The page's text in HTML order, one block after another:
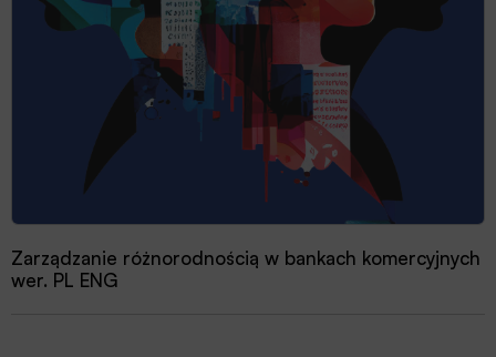
Zarządzanie różnorodnością w bankach komercyjnych
wer. PL ENG